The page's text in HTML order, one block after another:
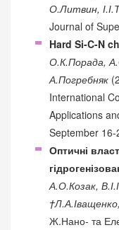
О.Литвин,
Journal of
Hard Si-C-N
О.К.Порада,
А.Погребняк
International
Applications
September
Оптичні
А.О.Козак,
Ж.Нано- та